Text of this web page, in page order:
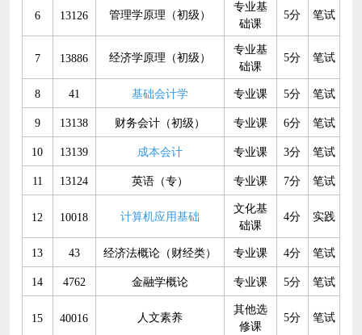
6 13126 管理学原理（初级）
专业基
础课
5分 笔试
7 13886 经济学原理（初级）
专业基
础课
5分 笔试
8 41 基础会计学 专业课 5分 笔试
9 13138 财务会计（初级） 专业课 6分 笔试
10 13139 成本会计 专业课 3分 笔试
11 13124 英语（专） 专业课 7分 笔试
12 10018 计算机应用基础
文化基
础课
4分 实践
13 43 经济法概论（财经类） 专业课 4分 笔试
14 4762 金融学概论 专业课 5分 笔试
15 40016 人文素养
其他选
修课
5分 笔试